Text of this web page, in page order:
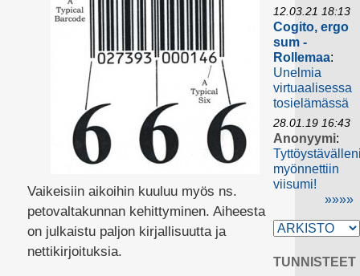
Vaikeisiin aikoihin kuuluu myös ns.
petovaltakunnan kehittyminen. Aiheesta
on julkaistu paljon kirjallisuutta ja
nettikirjoituksia.
12.03.21 18:13
Cogito, ergo
sum -
Rollemaa:
Unelmia
virtuaalisessa
tosielämässä
28.01.19 16:43
Anonyymi:
myönnettiin
viisumi!
»»»»
TUNNISTEET